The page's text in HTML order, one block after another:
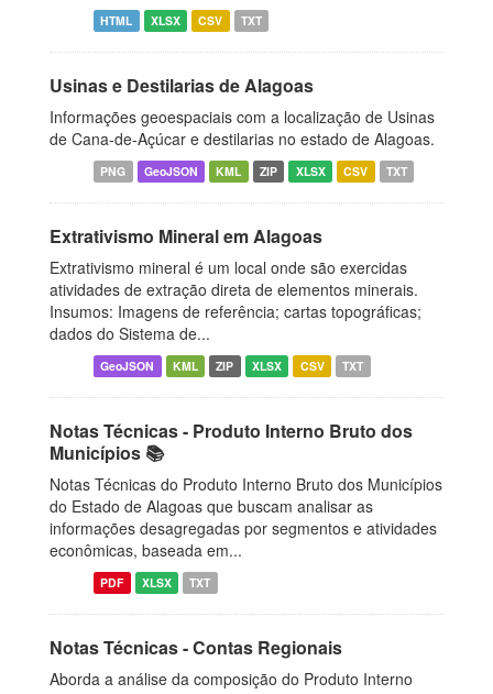
HTML XLSX CSV TXT
Usinas e Destilarias de Alagoas
Informações geoespaciais com a localização de Usinas
de Cana-de-Açúcar e destilarias no estado de Alagoas.
PNG GeoJSON KML ZIP XLSX CSV TXT
Extrativismo Mineral em Alagoas
Extrativismo mineral é um local onde são exercidas
atividades de extração direta de elementos minerais.
Insumos: Imagens de referência; cartas topográficas;
dados do Sistema de...
GeoJSON KML ZIP XLSX CSV TXT
Notas Técnicas - Produto Interno Bruto dos
Municípios 📚
Notas Técnicas do Produto Interno Bruto dos Municípios
do Estado de Alagoas que buscam analisar as
informações desagregadas por segmentos e atividades
econômicas, baseada em...
PDF XLSX TXT
Notas Técnicas - Contas Regionais
Aborda a análise da composição do Produto Interno